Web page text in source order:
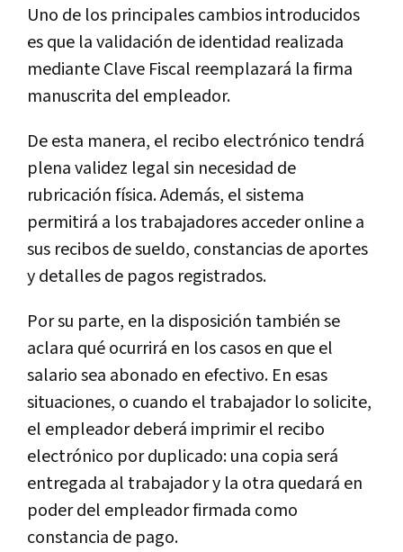
Uno de los principales cambios introducidos
es que la validación de identidad realizada
mediante Clave Fiscal reemplazará la firma
manuscrita del empleador.
De esta manera, el recibo electrónico tendrá
plena validez legal sin necesidad de
rubricación física. Además, el sistema
permitirá a los trabajadores acceder online a
sus recibos de sueldo, constancias de aportes
y detalles de pagos registrados.
Por su parte, en la disposición también se
aclara qué ocurrirá en los casos en que el
salario sea abonado en efectivo. En esas
situaciones, o cuando el trabajador lo solicite,
el empleador deberá imprimir el recibo
electrónico por duplicado: una copia será
entregada al trabajador y la otra quedará en
poder del empleador firmada como
constancia de pago.